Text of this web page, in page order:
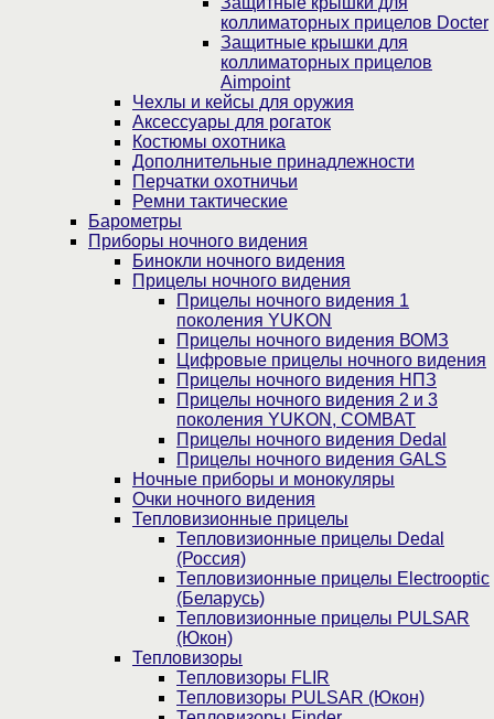
коллиматорных прицелов Docter
Защитные крышки для
коллиматорных прицелов
Aimpoint
Чехлы и кейсы для оружия
Аксессуары для рогаток
Костюмы охотника
Дополнительные принадлежности
Перчатки охотничьи
Ремни тактические
Барометры
Приборы ночного видения
Бинокли ночного видения
Прицелы ночного видения
Прицелы ночного видения 1
поколения YUKON
Прицелы ночного видения ВОМЗ
Цифровые прицелы ночного видения
Прицелы ночного видения НПЗ
Прицелы ночного видения 2 и 3
поколения YUKON, COMBAT
Прицелы ночного видения Dedal
Прицелы ночного видения GALS
Ночные приборы и монокуляры
Очки ночного видения
Тепловизионные прицелы
Тепловизионные прицелы Dedal
(Россия)
Тепловизионные прицелы Electrooptic
(Беларусь)
Тепловизионные прицелы PULSAR
(Юкон)
Тепловизоры
Тепловизоры FLIR
Тепловизоры PULSAR (Юкон)